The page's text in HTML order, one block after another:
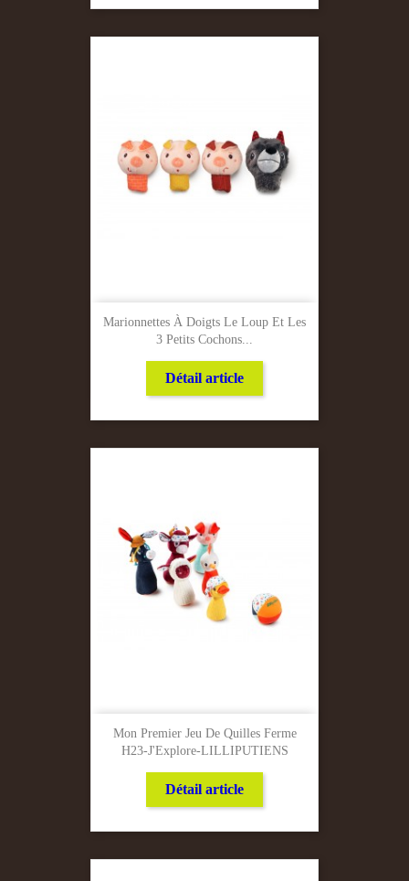
Marionnettes À Doigts Le Loup Et Les
3 Petits Cochons...
Détail article
Mon Premier Jeu De Quilles Ferme
H23-J'Explore-LILLIPUTIENS
Détail article